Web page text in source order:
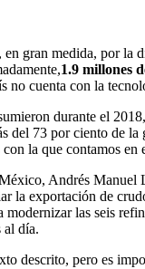
en gran medida, por la
1.9 millones
no cuenta con la
durante el
del 73 por ciento de
la que contamos en
Andrés
la exportación de
las seis
al día.
descrito, pero es